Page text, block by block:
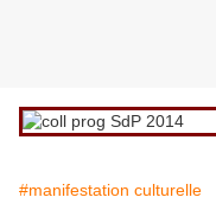
#manifestation culturelle